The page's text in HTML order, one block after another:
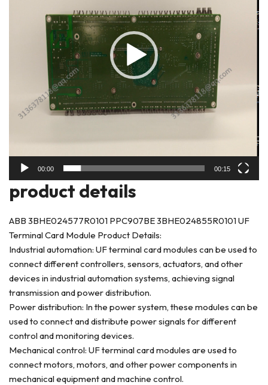
00:00 00:15
product details
ABB 3BHE024577R0101 PPC907BE 3BHE024855R0101 UF
Terminal Card Module Product Details:
Industrial automation: UF terminal card modules can be used to
connect different controllers, sensors, actuators, and other
devices in industrial automation systems, achieving signal
transmission and power distribution.
Power distribution: In the power system, these modules can be
used to connect and distribute power signals for different
control and monitoring devices.
Mechanical control: UF terminal card modules are used to
connect motors, motors, and other power components in
mechanical equipment and machine control.